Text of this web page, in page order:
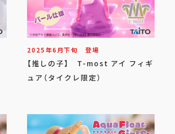
2025年6月下旬 登場
【推しの子】 T-most アイ フィギ
ュア（タイクレ限定）